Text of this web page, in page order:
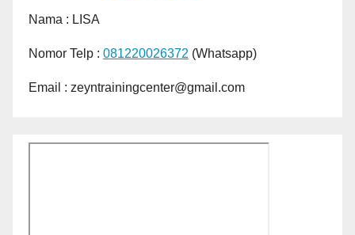
Nama : LISA
Nomor Telp : 081220026372 (Whatsapp)
Email : zeyntrainingcenter@gmail.com